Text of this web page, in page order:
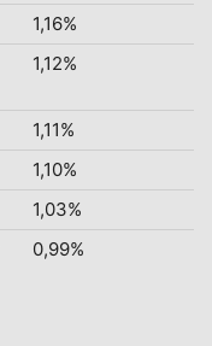
1,16%
1,12%
1,11%
1,10%
1,03%
0,99%